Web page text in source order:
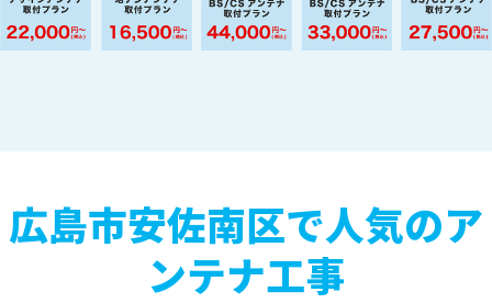
広島市安佐南区で人気のア
ンテナ工事